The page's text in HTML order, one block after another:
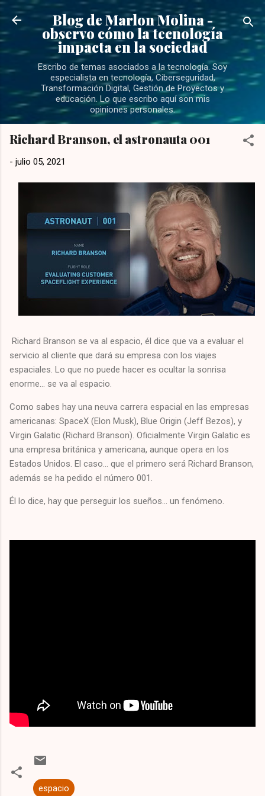
Ir al contenido principal
Blog de Marlon Molina -
observo cómo la tecnología
impacta en la sociedad
Escribo de temas asociados a la tecnología. Soy
especialista en tecnología, Ciberseguridad,
Transformación Digital, Gestión de Proyectos y
educación. Lo que escribo aquí son mis
opiniones personales.
Richard Branson, el astronauta 001
- julio 05, 2021
Richard Branson se va al espacio, él dice que va a evaluar el
servicio al cliente que dará su empresa con los viajes
espaciales. Lo que no puede hacer es ocultar la sonrisa
enorme... se va al espacio.
Como sabes hay una neuva carrera espacial en las empresas
americanas: SpaceX (Elon Musk), Blue Origin (Jeff Bezos), y
Virgin Galatic (Richard Branson). Oficialmente Virgin Galatic es
una empresa británica y americana, aunque opera en los
Estados Unidos. El caso... que el primero será Richard Branson,
además se ha pedido el número 001.
Él lo dice, hay que perseguir los sueños... un fenómeno.
espacio